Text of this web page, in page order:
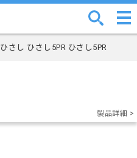
ひさし ひさし5PR ひさし5PR
製品詳細 >